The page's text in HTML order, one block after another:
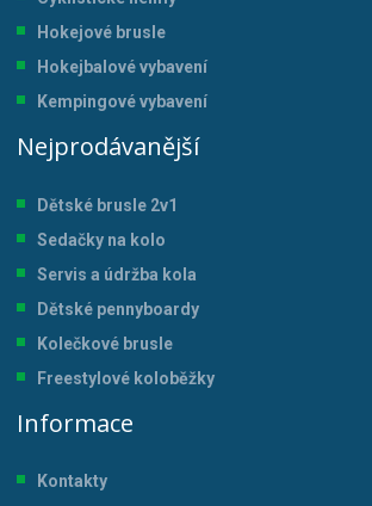
Hokejové brusle
Hokejbalové vybavení
Kempingové vybavení
Nejprodávanější
Dětské brusle 2v1
Sedačky na kolo
Servis a údržba kola
Dětské pennyboardy
Kolečkové brusle
Freestylové koloběžky
Informace
Kontakty